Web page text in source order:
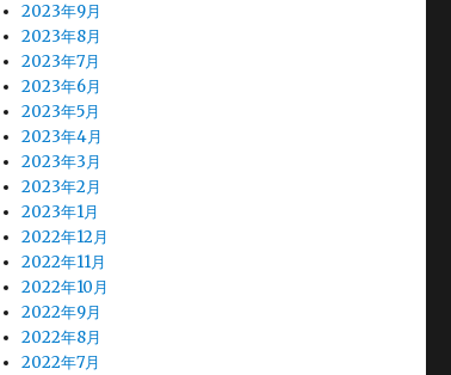
2023年9月
2023年8月
2023年7月
2023年6月
2023年5月
2023年4月
2023年3月
2023年2月
2023年1月
2022年12月
2022年11月
2022年10月
2022年9月
2022年8月
2022年7月